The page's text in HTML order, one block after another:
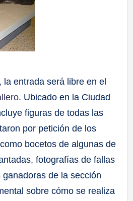
entrada será libre en el
. Ubicado en la Ciudad
figuras de todas las
por petición de los
bocetos de algunas de
fotografías de fallas
de la sección
sobre cómo se realiza